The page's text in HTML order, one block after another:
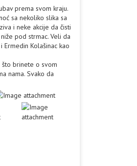
prema svom kraju.
sa nekoliko slika sa
i neke akcije da čisti
pod strmac. Veli da
Kolašinac kao
što brinete o svom
nama. Svako da